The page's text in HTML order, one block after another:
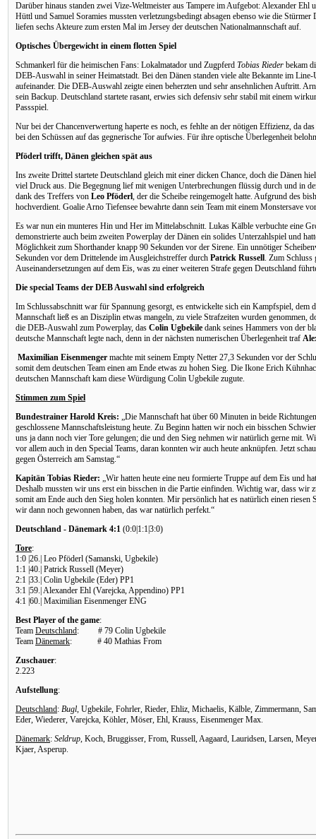
Darüber hinaus standen zwei Vize-Weltmeister aus Tampere im Aufgebot: Alexander
Hüttl und Samuel Soramies mussten verletzungsbedingt absagen ebenso wie die
liefen sechs Akteure zum ersten Mal im Jersey der deutschen Nationalmannschaft auf.
Optisches Übergewicht in einem flotten Spiel
Schmankerl für die heimischen Fans: Lokalmatador und Zugpferd Tobias Rieder bekam
DEB-Auswahl in seiner Heimatstadt. Bei den Dänen standen viele alte Bekannte im
aufeinander. Die DEB-Auswahl zeigte einen beherzten und sehr ansehnlichen Auftritt.
sein Backup. Deutschland startete rasant, erwies sich defensiv sehr stabil mit einem
Passspiel.
Nur bei der Chancenverwertung haperte es noch, es fehlte an der nötigen Effizienz, da
bei den Schüssen auf das gegnerische Tor aufwies. Für ihre optische Überlegenheit
Pföderl trifft, Dänen gleichen spät aus
Ins zweite Drittel startete Deutschland gleich mit einer dicken Chance, doch die Dänen
viel Druck aus. Die Begegnung lief mit wenigen Unterbrechungen flüssig durch und in
dank des Treffers von Leo Pföderl, der die Scheibe reingemogelt hatte. Aufgrund des
hochverdient. Goalie Arno Tiefensee bewahrte dann sein Team mit einem Monstersave
Es war nun ein munteres Hin und Her im Mittelabschnitt. Lukas Kälble verbuchte eine
demonstrierte auch beim zweiten Powerplay der Dänen ein solides Unterzahlspiel und
Möglichkeit zum Shorthander knapp 90 Sekunden vor der Sirene. Ein unnötiger
Sekunden vor dem Drittelende im Ausgleichstreffer durch Patrick Russell. Zum Schluss
Auseinandersetzungen auf dem Eis, was zu einer weiteren Strafe gegen Deutschland
Die special Teams der DEB Auswahl sind erfolgreich
Im Schlussabschnitt war für Spannung gesorgt, es entwickelte sich ein Kampfspiel, dem
Mannschaft ließ es an Disziplin etwas mangeln, zu viele Strafzeiten wurden genommen,
die DEB-Auswahl zum Powerplay, das Colin Ugbekile dank seines Hammers von der
deutsche Mannschaft legte nach, denn in der nächsten numerischen Überlegenheit traf
Maximilian Eisenmenger machte mit seinem Empty Netter 27,3 Sekunden vor der
somit dem deutschen Team einen am Ende etwas zu hohen Sieg. Die Ikone Erich
deutschen Mannschaft kam diese Würdigung Colin Ugbekile zugute.
Stimmen zum Spiel
Bundestrainer Harold Kreis: „Die Mannschaft hat über 60 Minuten in beide
geschlossene Mannschaftsleistung heute. Zu Beginn hatten wir noch ein bisschen
uns ja dann noch vier Tore gelungen; die und den Sieg nehmen wir natürlich gerne mit.
vor allem auch in den Special Teams, daran konnten wir auch heute anknüpfen. Jetzt
gegen Österreich am Samstag.“
Kapitän Tobias Rieder: „Wir hatten heute eine neu formierte Truppe auf dem Eis und
Deshalb mussten wir uns erst ein bisschen in die Partie einfinden. Wichtig war, dass wir
somit am Ende auch den Sieg holen konnten. Mir persönlich hat es natürlich einen riesen
wir dann noch gewonnen haben, das war natürlich perfekt.“
Deutschland - Dänemark 4:1 (0:0|1:1|3:0)
Tore:
1:0 |26.| Leo Pföderl (Samanski, Ugbekile)
1:1 |40.| Patrick Russell (Meyer)
2:1 |33.| Colin Ugbekile (Eder) PP1
3:1 |59.| Alexander Ehl (Varejcka, Appendino) PP1
4:1 |60.| Maximilian Eisenmenger ENG
Best Player of the game:
Team Deutschland: # 79 Colin Ugbekile
Team Dänemark: # 40 Mathias From
Zuschauer:
2.223
Aufstellung:
Deutschland: Bugl, Ugbekile, Fohrler, Rieder, Ehliz, Michaelis, Kälble, Zimmermann,
Eder, Wiederer, Varejcka, Köhler, Möser, Ehl, Krauss, Eisenmenger Max.
Dänemark: Seldrup, Koch, Bruggisser, From, Russell, Aagaard, Lauridsen, Larsen,
Kjaer, Asperup.